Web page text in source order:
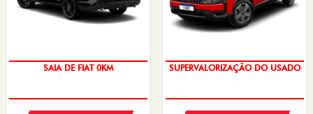
PREÇO IMPERDÍVEL COM USADO NA TROCA